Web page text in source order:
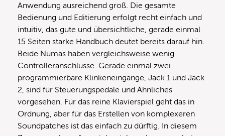
Anwendung ausreichend groß. Die gesamte
Bedienung und Editierung erfolgt recht einfach und
intuitiv, das gute und übersichtliche, gerade einmal
15 Seiten starke Handbuch deutet bereits darauf hin.
Beide Numas haben vergleichsweise wenig
Controlleranschlüsse. Gerade einmal zwei
programmierbare Klinkeneingänge, Jack 1 und Jack
2, sind für Steuerungspedale und Ähnliches
vorgesehen. Für das reine Klavierspiel geht das in
Ordnung, aber für das Erstellen von komplexeren
Soundpatches ist das einfach zu dürftig. In diesem